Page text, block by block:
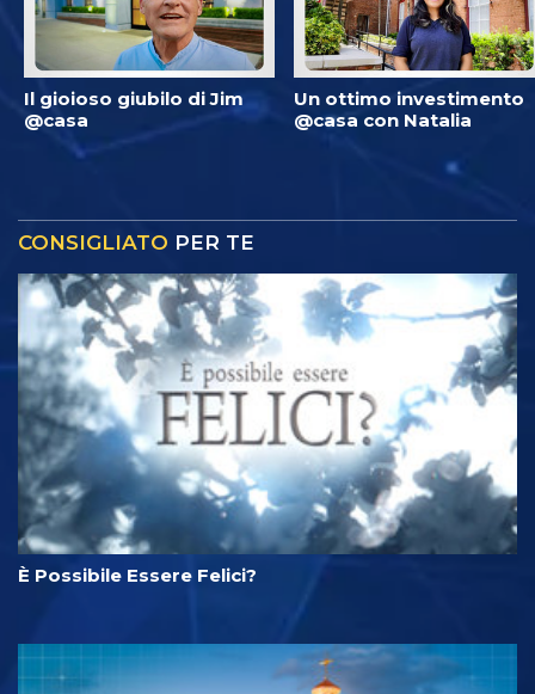
Il gioioso giubilo di Jim
@casa
Un ottimo investimento
@casa con Natalia
CONSIGLIATO PER TE
È Possibile Essere Felici?